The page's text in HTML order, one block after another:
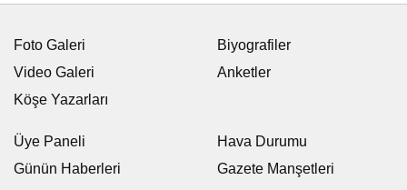
Foto Galeri
Video Galeri
Köşe Yazarları
Biyografiler
Anketler
Üye Paneli
Günün Haberleri
Hava Durumu
Gazete Manşetleri